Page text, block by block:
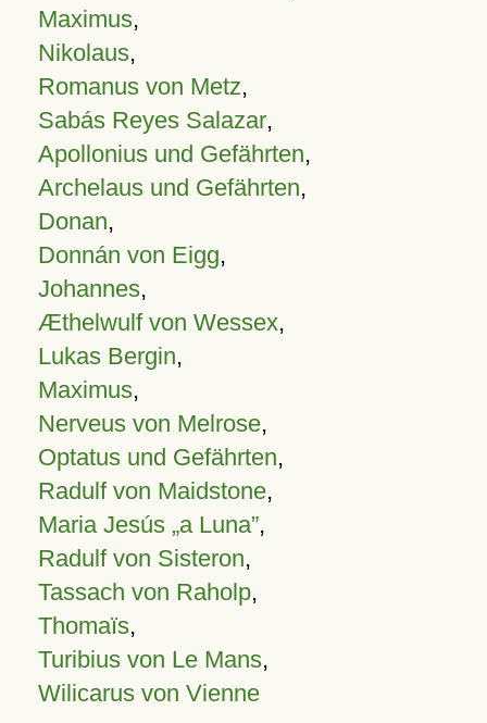
Maximus,
Nikolaus,
Romanus von Metz,
Sabás Reyes Salazar,
Apollonius und Gefährten,
Archelaus und Gefährten,
Donan,
Donnán von Eigg,
Johannes,
Æthelwulf von Wessex,
Lukas Bergin,
Maximus,
Nerveus von Melrose,
Optatus und Gefährten,
Radulf von Maidstone,
Maria Jesús „a Luna”,
Radulf von Sisteron,
Tassach von Raholp,
Thomaïs,
Turibius von Le Mans,
Wilicarus von Vienne